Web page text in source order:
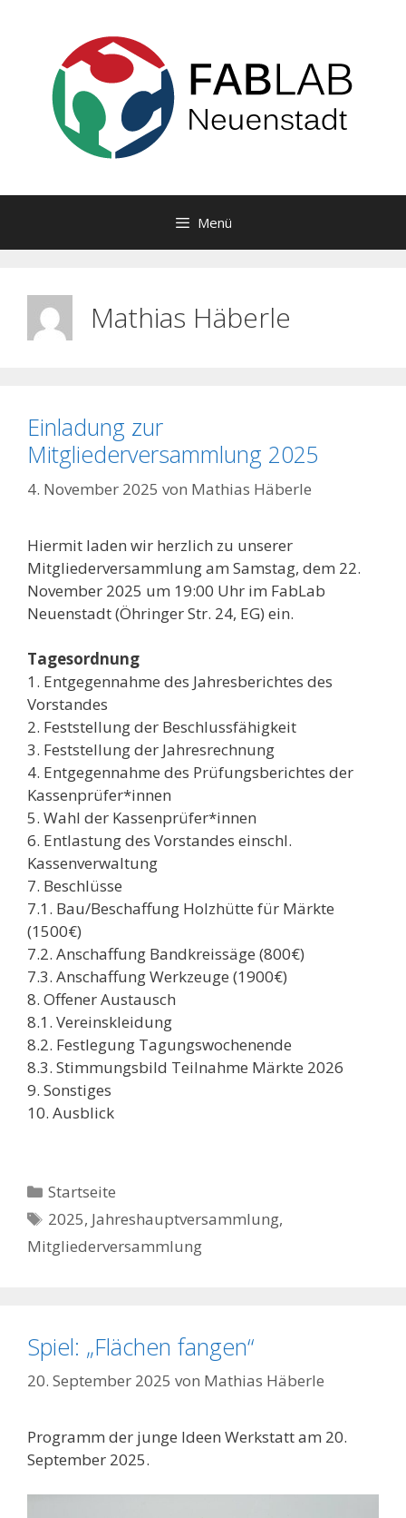
Menü
Mathias Häberle
Einladung zur
Mitgliederversammlung 2025
4. November 2025 von Mathias Häberle
Hiermit laden wir herzlich zu unserer
Mitgliederversammlung am Samstag, dem 22.
November 2025 um 19:00 Uhr im FabLab
Neuenstadt (Öhringer Str. 24, EG) ein.
Tagesordnung
1. Entgegennahme des Jahresberichtes des
Vorstandes
2. Feststellung der Beschlussfähigkeit
3. Feststellung der Jahresrechnung
4. Entgegennahme des Prüfungsberichtes der
Kassenprüfer*innen
5. Wahl der Kassenprüfer*innen
6. Entlastung des Vorstandes einschl.
Kassenverwaltung
7. Beschlüsse
7.1. Bau/Beschaffung Holzhütte für Märkte
(1500€)
7.2. Anschaffung Bandkreissäge (800€)
7.3. Anschaffung Werkzeuge (1900€)
8. Offener Austausch
8.1. Vereinskleidung
8.2. Festlegung Tagungswochenende
8.3. Stimmungsbild Teilnahme Märkte 2026
9. Sonstiges
10. Ausblick
Kategorien
Startseite
Schlagwörter
2025, Jahreshauptversammlung,
Mitgliederversammlung
Spiel: „Flächen fangen“
20. September 2025 von Mathias Häberle
Programm der junge Ideen Werkstatt am 20.
September 2025.